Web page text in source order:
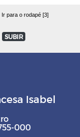
Ir para o rodapé [3]
SUBIR
Isabel
000